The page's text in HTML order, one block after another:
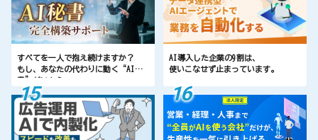
すべてを一人で抱え続けますか？
もし、あなたの代わりに動く“AI秘
書”がいたら——
時間も売上も、まったく違う未来に
なります。
AI導入した企業の9割は、
使いこなせず止まっています。
15 16